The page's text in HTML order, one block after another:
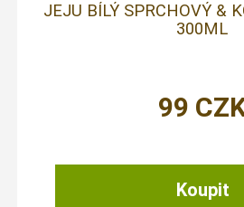
JEJU BÍLÝ SPRCHOVÝ &
300ML
99